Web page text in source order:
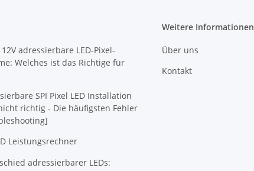
12V adressierbare LED-Pixel-
Welches ist das Richtige für
SPI Pixel LED Installation
richtig - Die häufigsten Fehler
Leistungsrechner
adressierbarer LEDs:
Weitere Informationen
Über uns
Kontakt